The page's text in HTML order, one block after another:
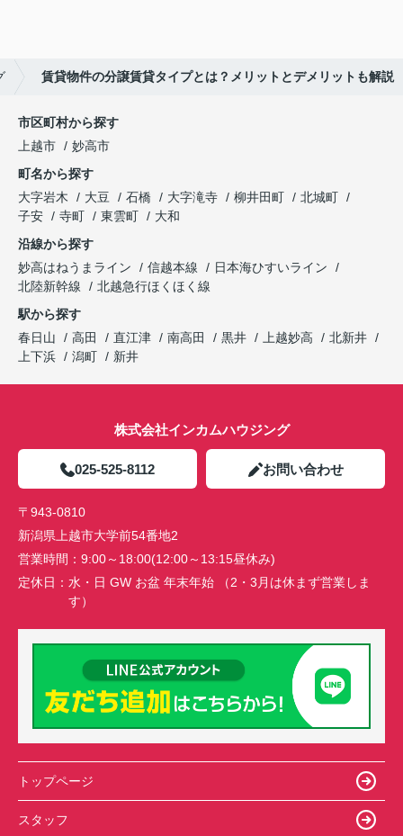
賃貸物件の分譲賃貸タイプとは？メリットとデメリットも解説
市区町村から探す
上越市
妙高市
町名から探す
大字岩木
大豆 石橋 大字滝寺 柳井田町
北城町
子安
寺町 東雲町
大和
沿線から探す
妙高はねうまライン
信越本線
日本海ひすいライン
北陸新幹線
北越急行ほくほく線
駅から探す
春日山
高田 直江津 南高田 黒井 上越妙高
北新井
上下浜
潟町 新井
株式会社インカムハウジング
025-525-8112 お問い合わせ
〒943-0810
新潟県上越市大学前54番地2
営業時間： 9:00～18:00(12:00～13:15昼休み)
定休日： 水・日 GW お盆 年末年始 （2・3月は休まず営業しま
す）
トップページ
スタッフ